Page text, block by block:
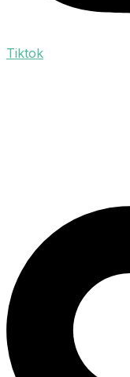
Tiktok